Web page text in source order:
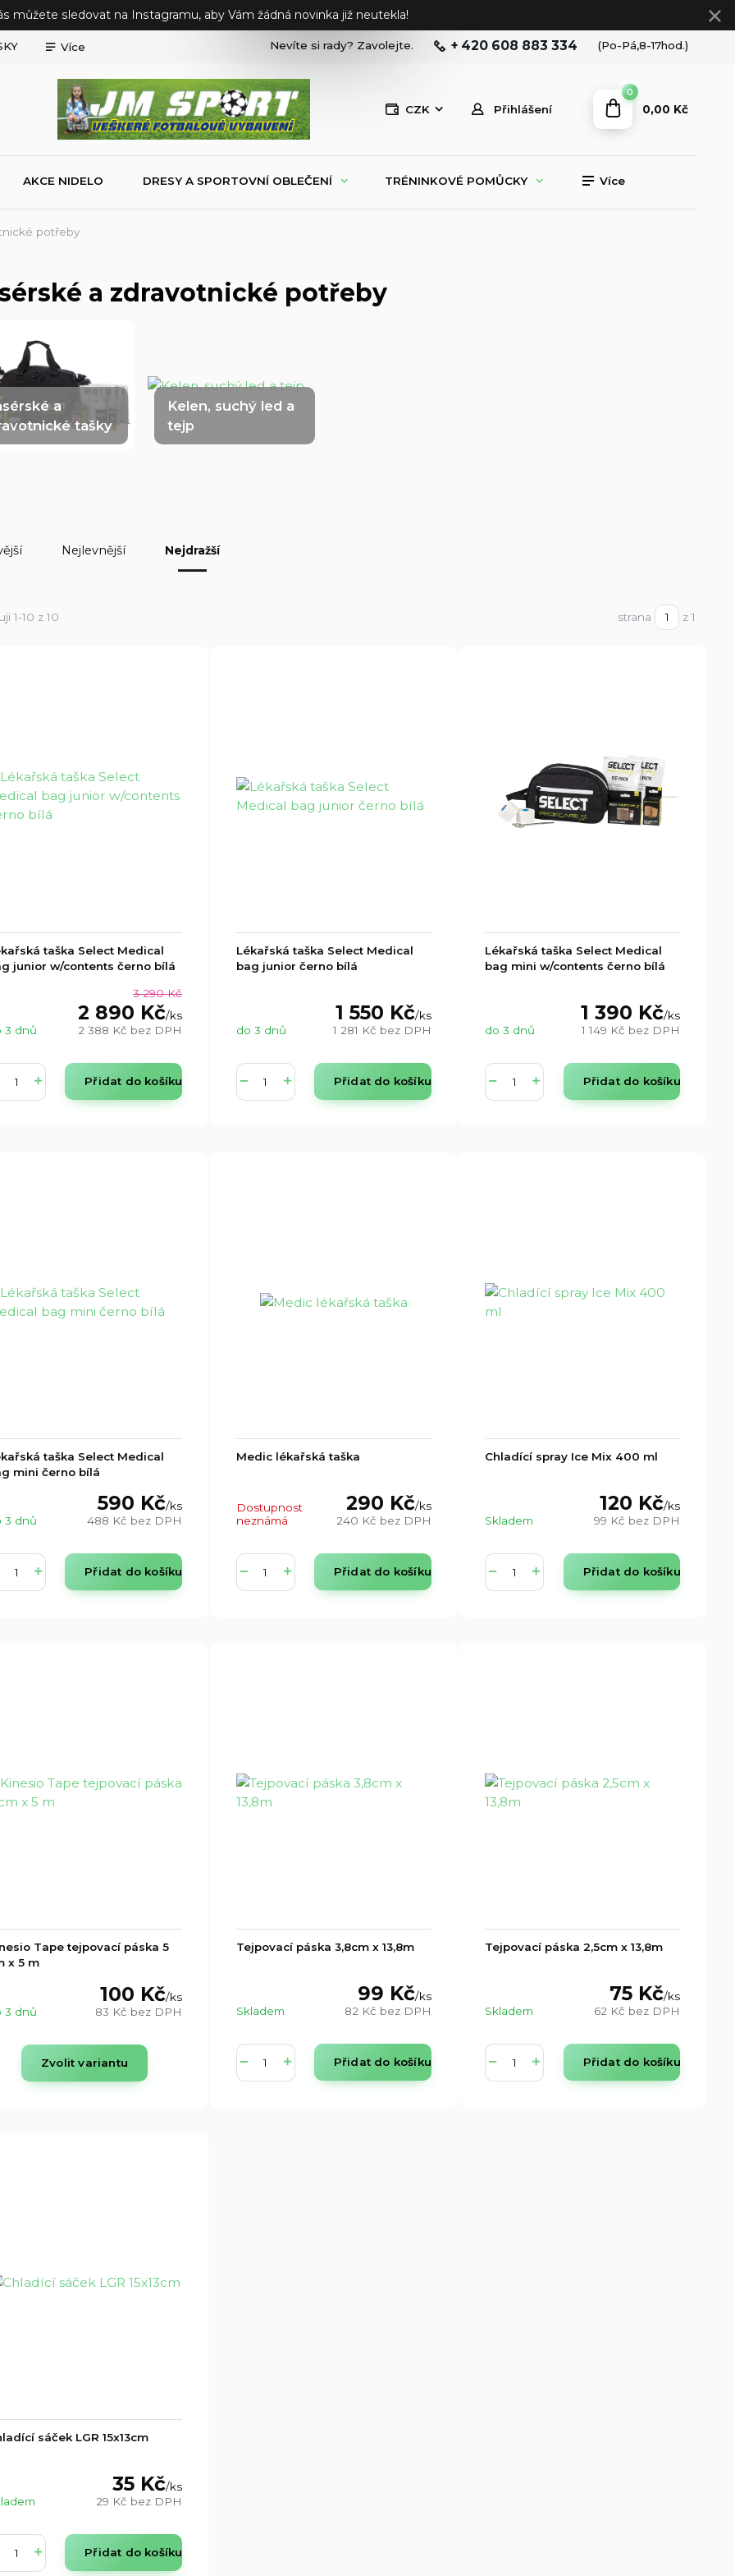
můžete sledovat na Instagramu, aby Vám žádná novinka již neutekla!
Více
CZK Přihlášení
Nevíte si rady? Zavolejte. + 420 608 883 334 (Po-Pá,8-17hod.)
0
0,00 Kč
AKCE NIDELO DRESY A SPORTOVNÍ OBLEČENÍ TRÉNINKOVÉ POMŮCKY Více
potřeby
a zdravotnické potřeby
a
tašky
Kelen, suchý led a
tejp
Nejlevnější Nejdražší
1-10 z 10 strana z 1
taška Select Medical
junior w/contents černo bílá
3 290 Kč
2 890 Kč/ks
2 388 Kč bez DPH
3 dnů
Přidat do košíku
Lékařská taška Select Medical
bag junior černo bílá
1 550 Kč/ks
1 281 Kč bez DPH
do 3 dnů
Přidat do košíku
Lékařská taška Select Medical
bag mini w/contents černo bílá
1 390 Kč/ks
1 149 Kč bez DPH
do 3 dnů
Přidat do košíku
taška Select Medical
mini černo bílá
590 Kč/ks
488 Kč bez DPH
3 dnů
Přidat do košíku
Medic lékařská taška
290 Kč/ks
240 Kč bez DPH
Dostupnost
neznámá
Přidat do košíku
Chladící spray Ice Mix 400 ml
120 Kč/ks
99 Kč bez DPH
Skladem
Přidat do košíku
Tape tejpovací páska 5
x 5 m
100 Kč/ks
83 Kč bez DPH
3 dnů
Zvolit variantu
Tejpovací páska 3,8cm x 13,8m
99 Kč/ks
82 Kč bez DPH
Skladem
Přidat do košíku
Tejpovací páska 2,5cm x 13,8m
75 Kč/ks
62 Kč bez DPH
Skladem
Přidat do košíku
sáček LGR 15x13cm
35 Kč/ks
29 Kč bez DPH
Přidat do košíku